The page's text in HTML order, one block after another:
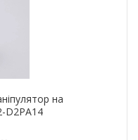
на
D2PA14